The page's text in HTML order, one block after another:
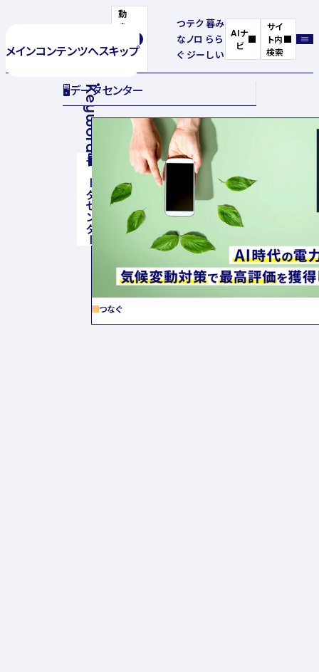
メインコンテンツへスキップ
動
き
停
つ
な
ぐ
テク
ノロ
ジー
暮
ら
し
み
ら
い
AIナ
ビ
サイ
ト内
検索
Keyword
🖥️
データセンター
🖥️データセンター
つなぐ